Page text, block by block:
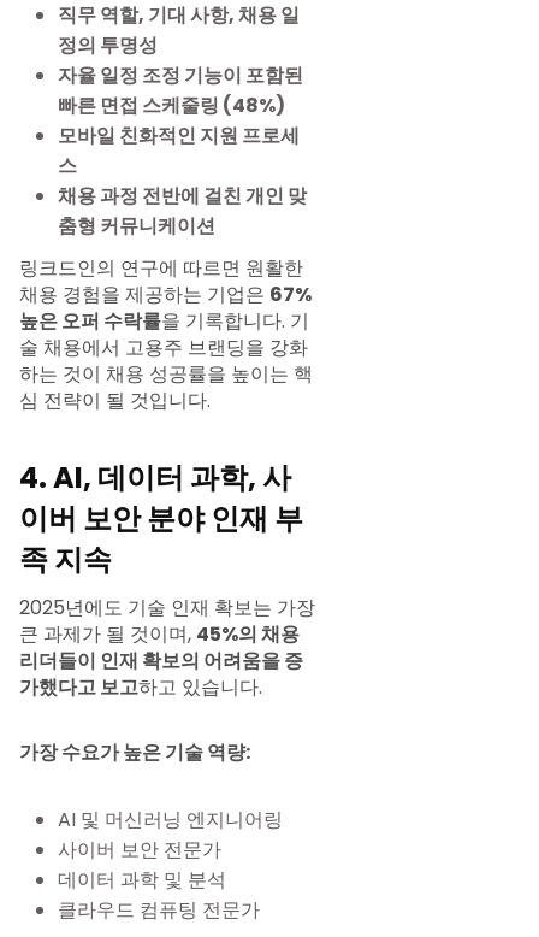
직무 역할, 기대 사항, 채용 일
정의 투명성
자율 일정 조정 기능이 포함된
빠른 면접 스케줄링 (48%)
모바일 친화적인 지원 프로세
스
채용 과정 전반에 걸친 개인 맞
춤형 커뮤니케이션
링크드인의 연구에 따르면 원활한
채용 경험을 제공하는 기업은 67%
높은 오퍼 수락률을 기록합니다. 기
술 채용에서 고용주 브랜딩을 강화
하는 것이 채용 성공률을 높이는 핵
심 전략이 될 것입니다.
4. AI, 데이터 과학, 사
이버 보안 분야 인재 부
족 지속
2025년에도 기술 인재 확보는 가장
큰 과제가 될 것이며, 45%의 채용
리더들이 인재 확보의 어려움을 증
가했다고 보고하고 있습니다.
가장 수요가 높은 기술 역량:
AI 및 머신러닝 엔지니어링
사이버 보안 전문가
데이터 과학 및 분석
클라우드 컴퓨팅 전문가